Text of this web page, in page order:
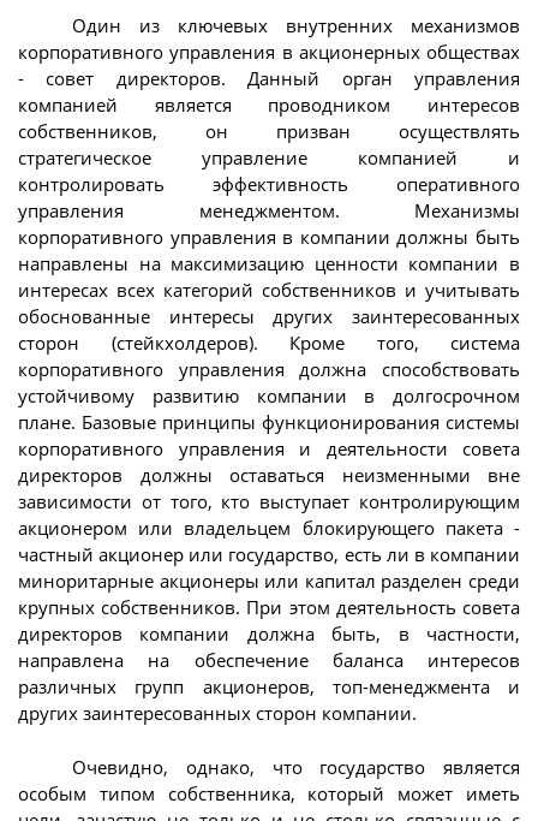
Один из ключевых внутренних механизмов
корпоративного управления в акционерных обществах
- совет директоров. Данный орган управления
компанией является проводником интересов
собственников, он призван осуществлять
стратегическое управление компанией и
контролировать эффективность оперативного
управления менеджментом. Механизмы
корпоративного управления в компании должны быть
направлены на максимизацию ценности компании в
интересах всех категорий собственников и учитывать
обоснованные интересы других заинтересованных
сторон (стейкхолдеров). Кроме того, система
корпоративного управления должна способствовать
устойчивому развитию компании в долгосрочном
плане. Базовые принципы функционирования системы
корпоративного управления и деятельности совета
директоров должны оставаться неизменными вне
зависимости от того, кто выступает контролирующим
акционером или владельцем блокирующего пакета -
частный акционер или государство, есть ли в компании
миноритарные акционеры или капитал разделен среди
крупных собственников. При этом деятельность совета
директоров компании должна быть, в частности,
направлена на обеспечение баланса интересов
различных групп акционеров, топ-менеджмента и
других заинтересованных сторон компании.
Очевидно, однако, что государство является
особым типом собственника, который может иметь